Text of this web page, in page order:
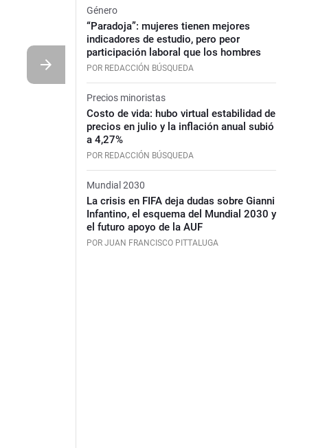
Género
“Paradoja”: mujeres tienen mejores
indicadores de estudio, pero peor
participación laboral que los hombres
POR REDACCIÓN BÚSQUEDA
Precios minoristas
Costo de vida: hubo virtual estabilidad de
precios en julio y la inflación anual subió
a 4,27%
POR REDACCIÓN BÚSQUEDA
Mundial 2030
La crisis en FIFA deja dudas sobre Gianni
Infantino, el esquema del Mundial 2030 y
el futuro apoyo de la AUF
POR JUAN FRANCISCO PITTALUGA